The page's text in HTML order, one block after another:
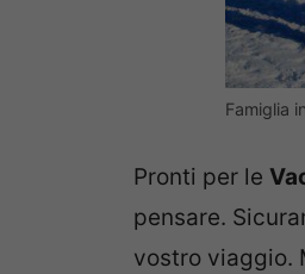
Famiglia
Pronti per le
pensare.
vostro viaggio.